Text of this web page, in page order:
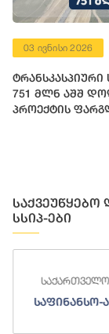
დერეფნის
ბანკმა
საქვეუწყებო
სსიპ-ები
საფინანსო-